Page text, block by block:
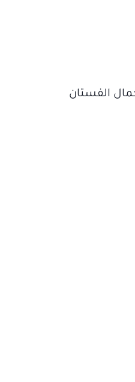
الفستان